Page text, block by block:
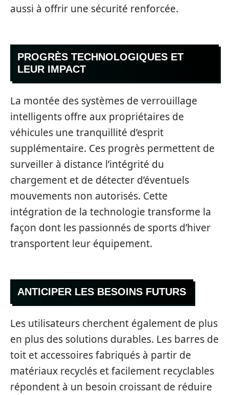
aussi à offrir une sécurité renforcée.
PROGRÈS TECHNOLOGIQUES ET
LEUR IMPACT
La montée des systèmes de verrouillage
intelligents offre aux propriétaires de
véhicules une tranquillité d’esprit
supplémentaire. Ces progrès permettent de
surveiller à distance l’intégrité du
chargement et de détecter d’éventuels
mouvements non autorisés. Cette
intégration de la technologie transforme la
façon dont les passionnés de sports d’hiver
transportent leur équipement.
ANTICIPER LES BESOINS FUTURS
Les utilisateurs cherchent également de plus
en plus des solutions durables. Les barres de
toit et accessoires fabriqués à partir de
matériaux recyclés et facilement recyclables
répondent à un besoin croissant de réduire